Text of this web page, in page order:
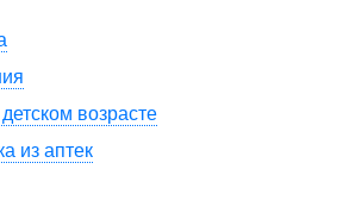
возрасте
из аптек